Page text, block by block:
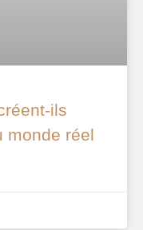
ils
monde réel